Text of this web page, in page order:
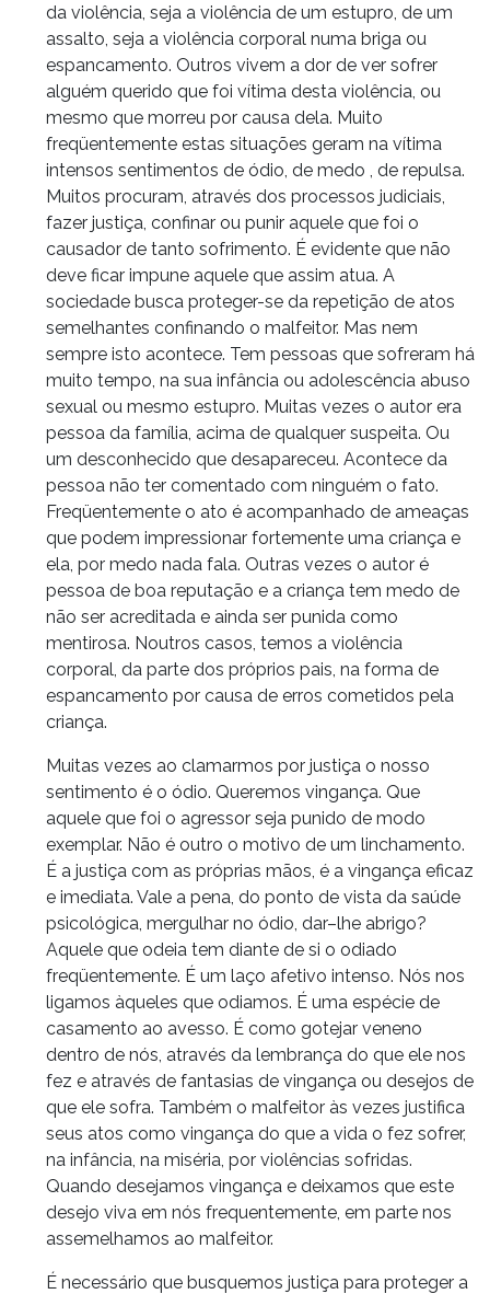
da violência, seja a violência de um estupro, de um
assalto, seja a violência corporal numa briga ou
espancamento. Outros vivem a dor de ver sofrer
alguém querido que foi vítima desta violência, ou
mesmo que morreu por causa dela. Muito
freqüentemente estas situações geram na vítima
intensos sentimentos de ódio, de medo , de repulsa.
Muitos procuram, através dos processos judiciais,
fazer justiça, confinar ou punir aquele que foi o
causador de tanto sofrimento. É evidente que não
deve ficar impune aquele que assim atua. A
sociedade busca proteger-se da repetição de atos
semelhantes confinando o malfeitor. Mas nem
sempre isto acontece. Tem pessoas que sofreram há
muito tempo, na sua infância ou adolescência abuso
sexual ou mesmo estupro. Muitas vezes o autor era
pessoa da família, acima de qualquer suspeita. Ou
um desconhecido que desapareceu. Acontece da
pessoa não ter comentado com ninguém o fato.
Freqüentemente o ato é acompanhado de ameaças
que podem impressionar fortemente uma criança e
ela, por medo nada fala. Outras vezes o autor é
pessoa de boa reputação e a criança tem medo de
não ser acreditada e ainda ser punida como
mentirosa. Noutros casos, temos a violência
corporal, da parte dos próprios pais, na forma de
espancamento por causa de erros cometidos pela
criança.
Muitas vezes ao clamarmos por justiça o nosso
sentimento é o ódio. Queremos vingança. Que
aquele que foi o agressor seja punido de modo
exemplar. Não é outro o motivo de um linchamento.
É a justiça com as próprias mãos, é a vingança eficaz
e imediata. Vale a pena, do ponto de vista da saúde
psicológica, mergulhar no ódio, dar–lhe abrigo?
Aquele que odeia tem diante de si o odiado
freqüentemente. É um laço afetivo intenso. Nós nos
ligamos àqueles que odiamos. É uma espécie de
casamento ao avesso. É como gotejar veneno
dentro de nós, através da lembrança do que ele nos
fez e através de fantasias de vingança ou desejos de
que ele sofra. Também o malfeitor às vezes justifica
seus atos como vingança do que a vida o fez sofrer,
na infância, na miséria, por violências sofridas.
Quando desejamos vingança e deixamos que este
desejo viva em nós frequentemente, em parte nos
assemelhamos ao malfeitor.
É necessário que busquemos justiça para proteger a